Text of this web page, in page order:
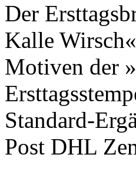
Der
Kalle
Motiven der
Standard-
Post DHL